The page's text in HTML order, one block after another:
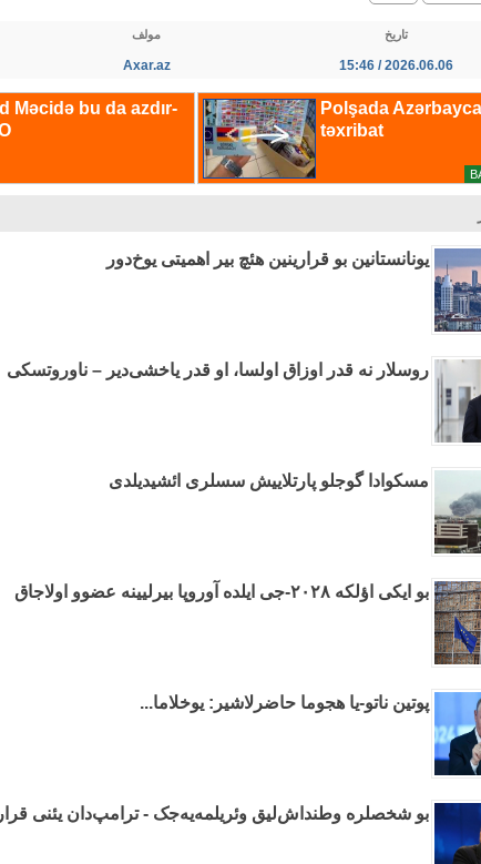
تاریخ
2026.06.06 / 15:46
مولف
Axar.az
یونانستانین بو قرارینین هئچ بیر اهمیتی یوخ‌دور
روسلار نه قدر اوزاق اولسا، او قدر یاخشی‌دیر – ناوروتسکی
مسکوادا گوجلو پارتلاییش سسلری ائشیدیلدی
بو ایکی اؤلکه ۲۰۲۸-جی ایلده آوروپا بیرلیینه عضوو اولاجاق
پوتین ناتو-یا هجوما حاضرلاشیر: یوخلاما...
بو شخصلره وطنداش‌لیق وئریلمه‌یه‌جک - ترامپ‌دان یئنی قرار